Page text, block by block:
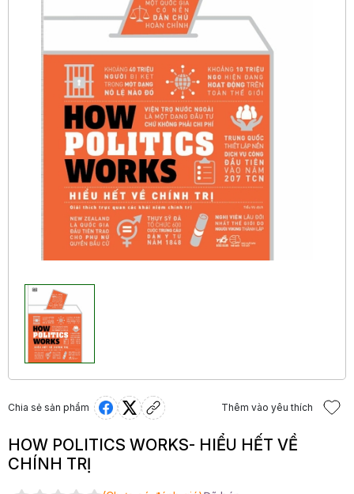
Chia sẻ sản phẩm Thêm vào yêu thích
HOW POLITICS WORKS- HIỂU HẾT VỀ
CHÍNH TRỊ